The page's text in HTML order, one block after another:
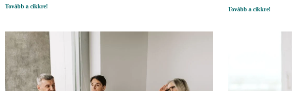
Tovább a cikkre! Tovább a cikkre!